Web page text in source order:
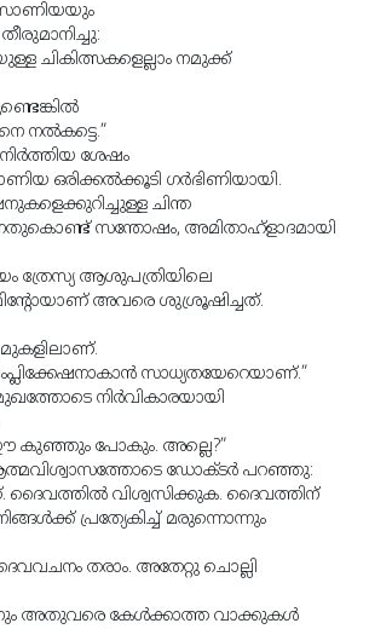
ചികിത്സകളെല്ലാം നമുക്ക്
നൽകട്ടെ.”
ശേഷം
ഒരിക്കൽക്കൂടി ഗർഭിണിയായി.
ചിന്ത
സന്തോഷം, അമിതാഹ്ളാദമായി
ത്രേസ്യ ആശുപത്രിയിലെ
അവരെ ശുശ്രൂഷിച്ചത്.
മുകളിലാണ്.
സാധ്യതയേറെയാണ്.”
മുഖത്തോടെ നിർവികാരയായി
കുഞ്ഞും പോകും. അല്ലെ?”
ഡോക്ടർ പറഞ്ഞു:
വിശ്വസിക്കുക. ദൈവത്തിന്
പ്രത്യേകിച്ച് മരുന്നൊന്നും
തരാം. അതേറ്റു ചൊല്ലി
അതുവരെ കേൾക്കാത്ത വാക്കുകൾ